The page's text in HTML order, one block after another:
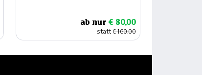
ab nur € 80,00
statt€ 160,00